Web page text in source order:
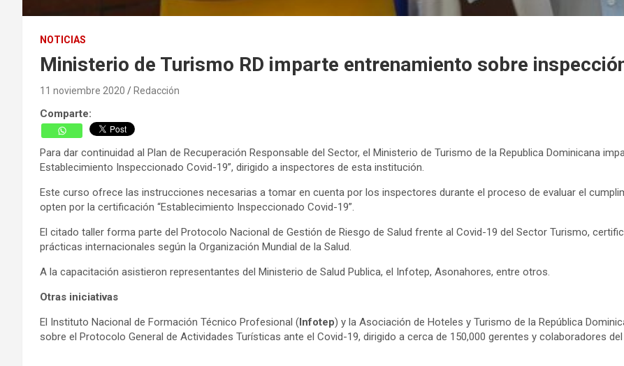
NOTICIAS
Ministerio de Turismo RD imparte entrenamiento sobre
11 noviembre 2020 Redacción
Comparte:
Para dar continuidad al Plan de Recuperación Responsable del Sector, el Ministerio de Turismo de la Republica Dominicana
Establecimiento Inspeccionado Covid-19”, dirigido a inspectores de esta institución.
Este curso ofrece las instrucciones necesarias a tomar en cuenta por los inspectores durante el proceso de evaluar el
opten por la certificación “Establecimiento Inspeccionado Covid-19”.
El citado taller forma parte del Protocolo Nacional de Gestión de Riesgo de Salud frente al Covid-19 del Sector Turismo,
prácticas internacionales según la Organización Mundial de la Salud.
A la capacitación asistieron representantes del Ministerio de Salud Publica, el Infotep, Asonahores, entre otros.
Otras iniciativas
El Instituto Nacional de Formación Técnico Profesional (Infotep) y la Asociación de Hoteles y Turismo de la República
sobre el Protocolo General de Actividades Turísticas ante el Covid-19, dirigido a cerca de 150,000 gerentes y colaboradores